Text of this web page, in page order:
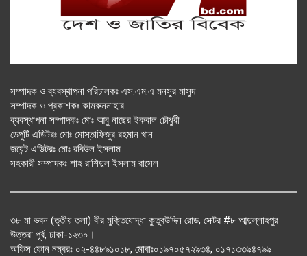
সম্পাদক ও ব্যবস্থাপনা পরিচালকঃ এস.এম.এ মনসুর মাসুদ
সম্পাদক ও প্রকাশকঃ কামরুননাহার
ব্যবস্থাপনা সম্পাদকঃ মোঃ আবু নাছের ইকবাল চৌধুরী
ডেপুটি এডিটরঃ মোঃ মোস্তাফিজুর রহমান খান
জয়েন্ট এডিটরঃ মোঃ রবিউল ইসলাম
সহকারী সম্পাদকঃ শাহ রাশিদুল ইসলাম রাসেল
৩৮ মা ভবন (তৃতীয় তলা) বীর মুক্তিযোদ্ধা কুতুবউদ্দিন রোড, সেক্টর #৮ আব্দুল্লাহপুর
উত্তরা পূর্ব, ঢাকা-১২৩০।
অফিস ফোন নম্বরঃ ০২-৪৪৮৯১০১৮, মোবাঃ০১৯৭০৫৭২৯৩৪, ০১৭১৩৩৯৪৭৯৯